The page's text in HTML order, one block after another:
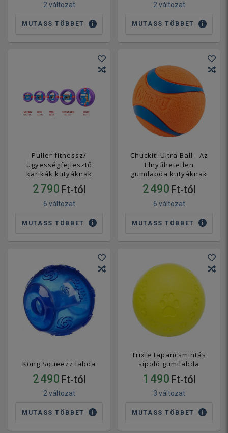
2 változat
MUTASS TÖBBET
2 változat
MUTASS TÖBBET
Puller fitnessz/
ügyességfejlesztő
karikák kutyáknak
2 790 Ft-tól
6 változat
MUTASS TÖBBET
Chuckit! Ultra Ball - Az
Elnyűhetetlen
gumilabda kutyáknak
2 490 Ft-tól
6 változat
MUTASS TÖBBET
Kong Squeezz labda
2 490 Ft-tól
2 változat
MUTASS TÖBBET
Trixie tapancsmintás
sípoló gumilabda
1 490 Ft-tól
3 változat
MUTASS TÖBBET